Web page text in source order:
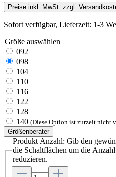
Preise inkl. MwSt. zzgl.
Sofort verfügbar, Lieferzeit: 1-3
Größe auswählen
092
098
104
110
116
122
128
140 (Diese Option ist zurzeit nicht
Größenberater
Produkt Anzahl: Gib den
die Schaltflächen um die
reduzieren.